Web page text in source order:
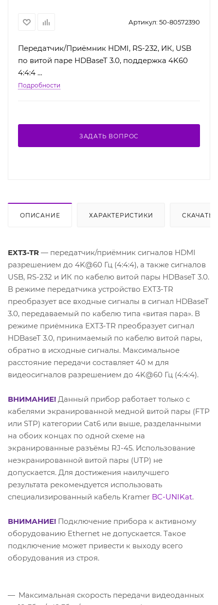
Артикул: 50-80572390
Передатчик/Приёмник HDMI, RS-232, ИК, USB
по витой паре HDBaseT 3.0, поддержка 4K60
4:4:4
Подробности
ЗАДАТЬ ВОПРОС
ОПИСАНИЕ ХАРАКТЕРИСТИКИ СКАЧАТЬ
EXT3-TR — передатчик/приёмник сигналов HDMI
разрешением до 4K@60 Гц (4:4:4), а также сигналов
USB, RS-232 и ИК по кабелю витой пары HDBaseT 3.0.
В режиме передатчика устройство EXT3-TR
преобразует все входные сигналы в сигнал HDBaseT
3.0, передаваемый по кабелю типа «витая пара». В
режиме приёмника EXT3-TR преобразует сигнал
HDBaseT 3.0, принимаемый по кабелю витой пары,
обратно в исходные сигналы. Максимальное
расстояние передачи составляет 40 м для
видеосигналов разрешением до 4K@60 Гц (4:4:4).
ВНИМАНИЕ! Данный прибор работает только с
кабелями экранированной медной витой пары (FTP
или STP) категории Cat6 или выше, разделанными
на обоих концах по одной схеме на
экранированные разъёмы RJ-45. Использование
неэкранированной витой пары (UTP) не
допускается. Для достижения наилучшего
результата рекомендуется использовать
специализированный кабель Kramer BC-UNIKat.
ВНИМАНИЕ! Подключение прибора к активному
оборудованию Ethernet не допускается. Такое
подключение может привести к выходу всего
оборудования из строя.
Максимальная скорость передачи видеоданных